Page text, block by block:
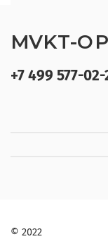
+7 499 577-
MVKT-
© 2022